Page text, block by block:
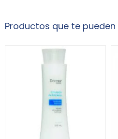
Productos que te